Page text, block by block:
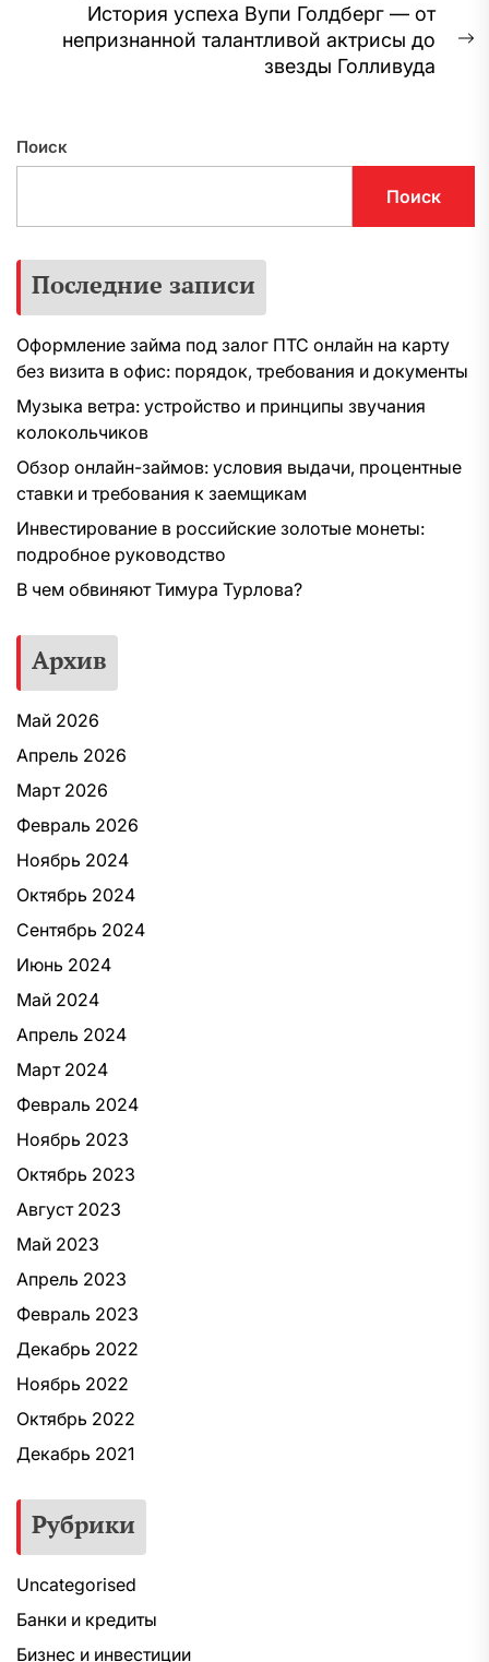
История успеха Вупи Голдберг — от
непризнанной талантливой актрисы до
звезды Голливуда
Поиск
Поиск
Последние записи
Оформление займа под залог ПТС онлайн на карту
без визита в офис: порядок, требования и документы
Музыка ветра: устройство и принципы звучания
колокольчиков
Обзор онлайн-займов: условия выдачи, процентные
ставки и требования к заемщикам
Инвестирование в российские золотые монеты:
подробное руководство
В чем обвиняют Тимура Турлова?
Архив
Май 2026
Апрель 2026
Март 2026
Февраль 2026
Ноябрь 2024
Октябрь 2024
Сентябрь 2024
Июнь 2024
Май 2024
Апрель 2024
Март 2024
Февраль 2024
Ноябрь 2023
Октябрь 2023
Август 2023
Май 2023
Апрель 2023
Февраль 2023
Декабрь 2022
Ноябрь 2022
Октябрь 2022
Декабрь 2021
Рубрики
Uncategorised
Банки и кредиты
Бизнес и инвестиции